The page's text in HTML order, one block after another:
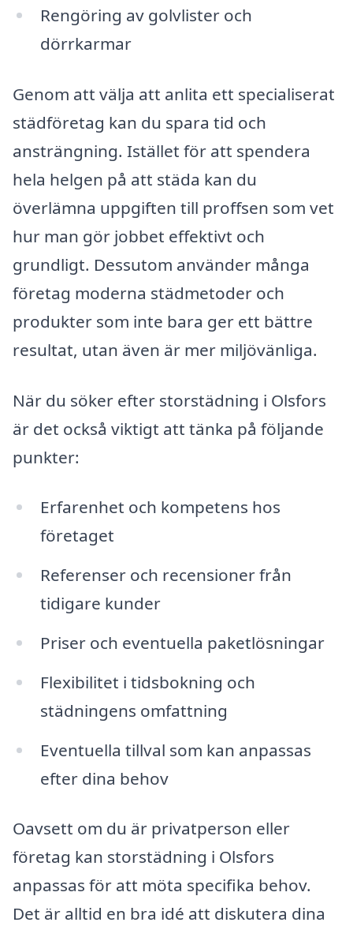
Rengöring av golvlister och
dörrkarmar
Genom att välja att anlita ett specialiserat
städföretag kan du spara tid och
ansträngning. Istället för att spendera
hela helgen på att städa kan du
överlämna uppgiften till proffsen som vet
hur man gör jobbet effektivt och
grundligt. Dessutom använder många
företag moderna städmetoder och
produkter som inte bara ger ett bättre
resultat, utan även är mer miljövänliga.
När du söker efter storstädning i Olsfors
är det också viktigt att tänka på följande
punkter:
Erfarenhet och kompetens hos
företaget
Referenser och recensioner från
tidigare kunder
Priser och eventuella paketlösningar
Flexibilitet i tidsbokning och
städningens omfattning
Eventuella tillval som kan anpassas
efter dina behov
Oavsett om du är privatperson eller
företag kan storstädning i Olsfors
anpassas för att möta specifika behov.
Det är alltid en bra idé att diskutera dina